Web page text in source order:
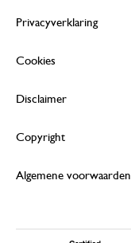
Privacyverklaring
Cookies
Disclaimer
Copyright
Algemene voorwaarden